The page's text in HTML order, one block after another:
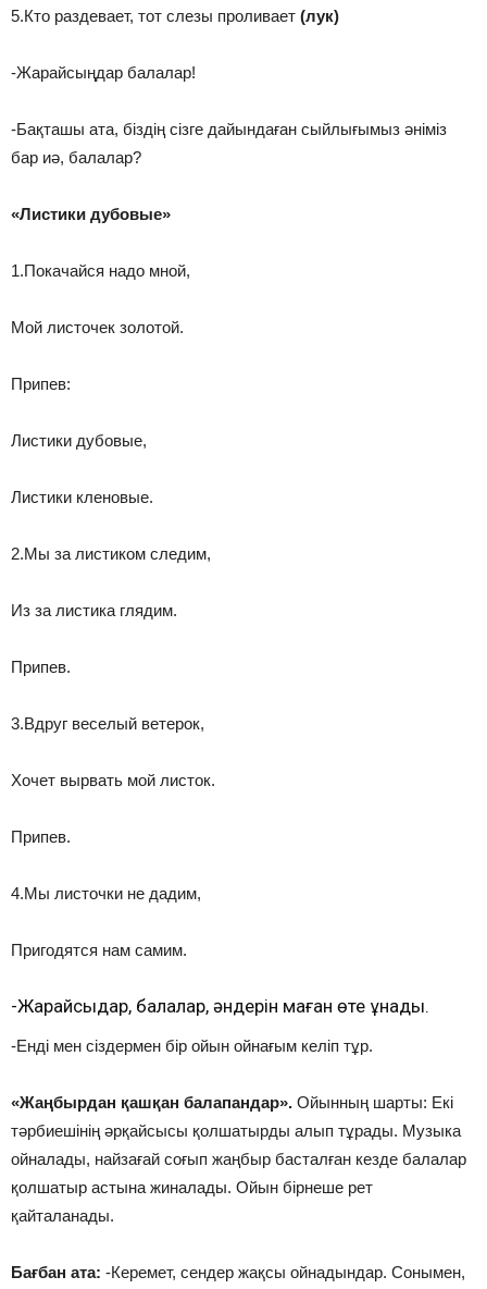
5.Кто раздевает, тот слезы проливает (лук)
-Жарайсыңдар балалар!
-Бақташы ата, біздің сізге дайындаған сыйлығымыз әніміз
бар иә, балалар?
«Листики дубовые»
1.Покачайся надо мной,
Мой листочек золотой.
Припев:
Листики дубовые,
Листики кленовые.
2.Мы за листиком следим,
Из за листика глядим.
Припев.
3.Вдруг веселый ветерок,
Хочет вырвать мой листок.
Припев.
4.Мы листочки не дадим,
Пригодятся нам самим.
-Жарайсыңдар, балалар, әндерін маған өте ұнады.
-Енді мен сіздермен бір ойын ойнағым келіп тұр.
«Жаңбырдан қашқан балапандар». Ойынның шарты: Екі
тәрбиешінің әрқайсысы қолшатырды алып тұрады. Музыка
ойналады, найзағай соғып жаңбыр басталған кезде балалар
қолшатыр астына жиналады. Ойын бірнеше рет
қайталанады.
Бағбан ата: -Керемет, сендер жақсы ойнадындар. Сонымен,